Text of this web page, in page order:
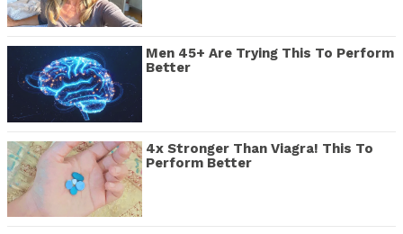
Men 45+ Are Trying This To Perform
Better
4x Stronger Than Viagra! This To
Perform Better